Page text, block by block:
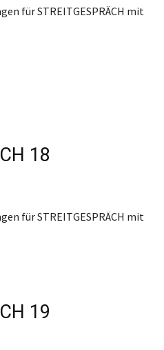
für STREITGESPRÄCH mit
18
für STREITGESPRÄCH mit
19